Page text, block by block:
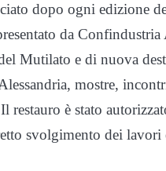
dopo ogni edizione
da
Mutilato e di nuova
mostre,
è stato
svolgimento dei